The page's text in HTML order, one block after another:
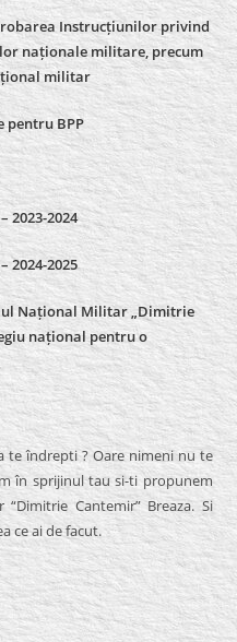
Instrucțiunilor privind
naționale militare, precum
militar
pentru BPP
2023-2024
–2024-2025
Național Militar „Dimitrie
național pentru o
te îndrepti ? Oare nimeni nu te
în sprijinul tau si-ti propunem
Cantemir” Breaza. Si
ce ai de facut.